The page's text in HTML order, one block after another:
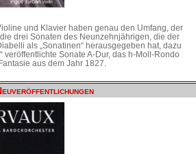
und Klavier haben genau den Umfang, der
drei Sonaten des Neunzehnjährigen, die der
als „Sonatinen“ herausgegeben hat, dazu
veröffentlichte Sonate A-Dur, das h-Moll-Rondo
aus dem Jahr 1827.